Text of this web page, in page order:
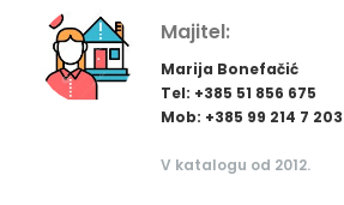
Majitel:
Marija Bonefačić
Tel: +385 51 856 675
Mob: +385 99 214 7 203
V katalogu od 2012.